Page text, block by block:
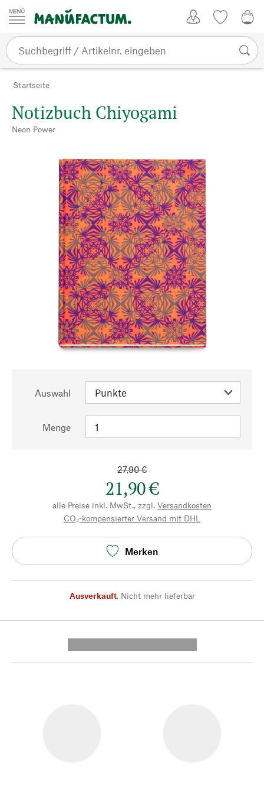
Zum Inhalt springen
Startseite
Notizbuch Chiyogami
Neon Power
Auswahl
Menge
27,90 €
21,90 €
alle Preise inkl. MwSt., zzgl. Versandkosten
CO₂-kompensierter Versand mit DHL
Merken
Ausverkauft, Nicht mehr lieferbar